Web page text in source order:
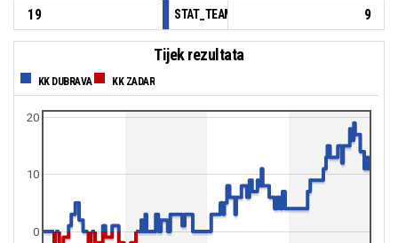
19
9
Tijek rezultata
KK DUBRAVA KK ZADAR
0
10
20